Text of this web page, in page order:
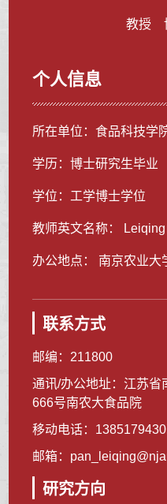
教授
个人信息
所在单位：食品科技学
学历：博士研究生毕业
学位：工学博士学位
教师英文名称：
办公地点： 南京农业
联系方式
邮编： 211800
通讯/办公地址： 江苏省
666号南农大食品院
移动电话：
邮箱：
研究方向